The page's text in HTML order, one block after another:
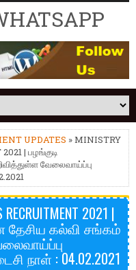
UPDATES » MINISTRY
| பழங்குடி
வேலைவாய்ப்பு
RECRUITMENT 2021 |
தேசிய கல்வி சங்கம்
நாள் : 04.02.2021